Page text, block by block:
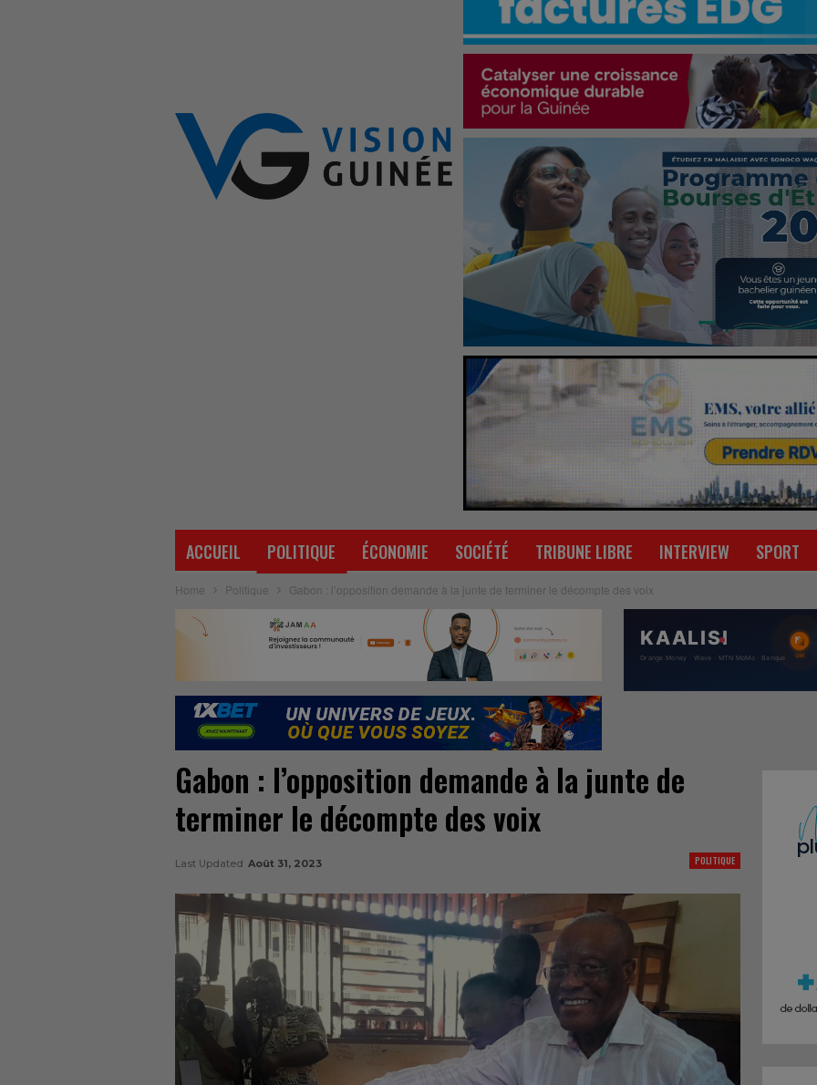
ACCUEIL POLITIQUE ÉCONOMIE SOCIÉTÉ TRIBUNE LIBRE INTERVIEW SPORT
Home Politique Gabon : l’opposition demande à la junte de terminer le décompte des voix
Gabon : l’opposition demande à la junte de
terminer le décompte des voix
POLITIQUE
Last Updated Août 31, 2023